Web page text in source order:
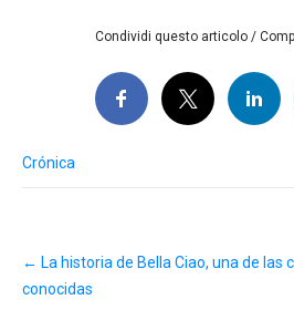
Condividi questo articolo /
Crónica
navigation
← La historia de Bella Ciao, una de las
conocidas